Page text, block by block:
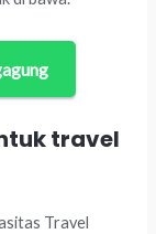
travel
Travel